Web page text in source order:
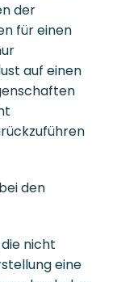
der
für einen
auf einen
den
nicht
eine